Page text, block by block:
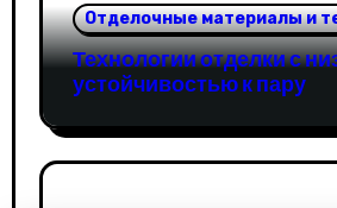
Отделочные материалы и
Технологии отделки с
устойчивостью к пару